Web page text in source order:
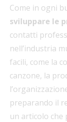
Come in ogni
sviluppare le
contatti
nell’industria
facili, come la
canzone, la
preparando il
un articolo